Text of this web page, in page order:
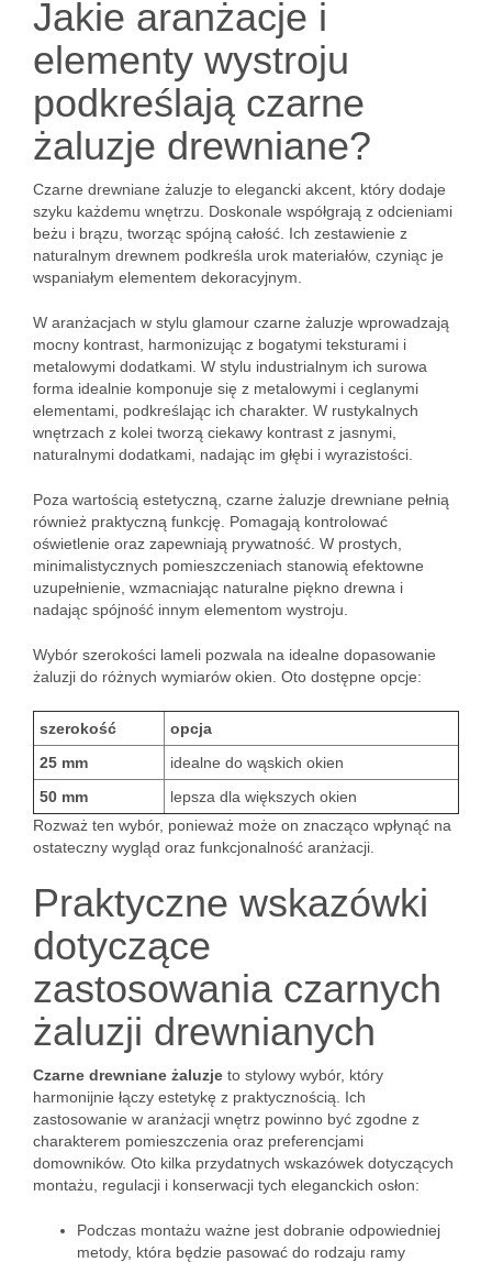
Jakie aranżacje i
elementy wystroju
podkreślają czarne
żaluzje drewniane?
Czarne drewniane żaluzje to elegancki akcent, który dodaje
szyku każdemu wnętrzu. Doskonale współgrają z odcieniami
beżu i brązu, tworząc spójną całość. Ich zestawienie z
naturalnym drewnem podkreśla urok materiałów, czyniąc je
wspaniałym elementem dekoracyjnym.
W aranżacjach w stylu glamour czarne żaluzje wprowadzają
mocny kontrast, harmonizując z bogatymi teksturami i
metalowymi dodatkami. W stylu industrialnym ich surowa
forma idealnie komponuje się z metalowymi i ceglanymi
elementami, podkreślając ich charakter. W rustykalnych
wnętrzach z kolei tworzą ciekawy kontrast z jasnymi,
naturalnymi dodatkami, nadając im głębi i wyrazistości.
Poza wartością estetyczną, czarne żaluzje drewniane pełnią
również praktyczną funkcję. Pomagają kontrolować
oświetlenie oraz zapewniają prywatność. W prostych,
minimalistycznych pomieszczeniach stanowią efektowne
uzupełnienie, wzmacniając naturalne piękno drewna i
nadając spójność innym elementom wystroju.
Wybór szerokości lameli pozwala na idealne dopasowanie
żaluzji do różnych wymiarów okien. Oto dostępne opcje:
szerokość
opcja
25 mm
idealne do wąskich okien
50 mm
lepsza dla większych okien
Rozważ ten wybór, ponieważ może on znacząco wpłynąć na
ostateczny wygląd oraz funkcjonalność aranżacji.
Praktyczne wskazówki
dotyczące
zastosowania czarnych
żaluzji drewnianych
Czarne drewniane żaluzje to stylowy wybór, który
harmonijnie łączy estetykę z praktycznością. Ich
zastosowanie w aranżacji wnętrz powinno być zgodne z
charakterem pomieszczenia oraz preferencjami
domowników. Oto kilka przydatnych wskazówek dotyczących
montażu, regulacji i konserwacji tych eleganckich osłon:
Podczas montażu ważne jest dobranie odpowiedniej
metody, która będzie pasować do rodzaju ramy